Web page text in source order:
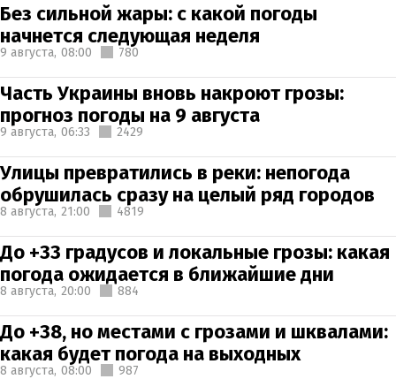
Без сильной жары: с какой погоды
начнется следующая неделя
9 августа, 08:00 780
Часть Украины вновь накроют грозы:
прогноз погоды на 9 августа
9 августа, 06:33 2429
Улицы превратились в реки: непогода
обрушилась сразу на целый ряд городов
8 августа, 21:00 4819
До +33 градусов и локальные грозы: какая
погода ожидается в ближайшие дни
8 августа, 20:00 884
До +38, но местами с грозами и шквалами:
какая будет погода на выходных
8 августа, 08:00 987